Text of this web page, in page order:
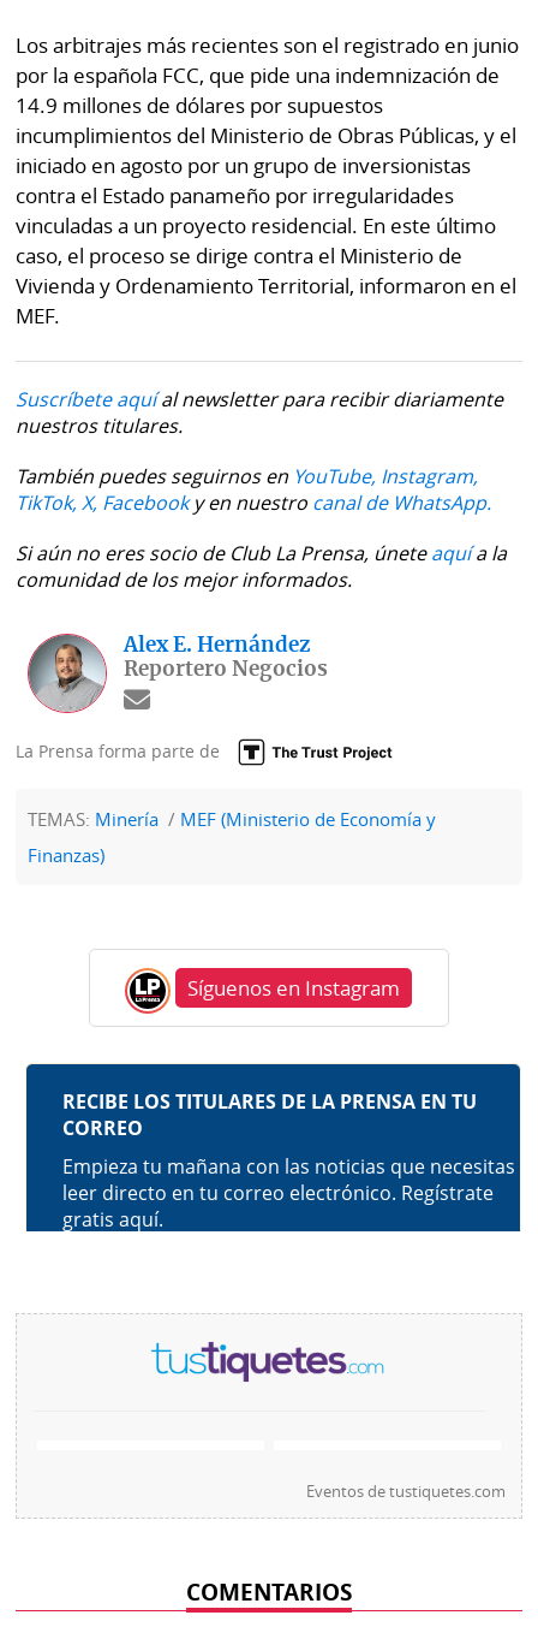
Los arbitrajes más recientes son el registrado en junio
por la española FCC, que pide una indemnización de
14.9 millones de dólares por supuestos
incumplimientos del Ministerio de Obras Públicas, y el
iniciado en agosto por un grupo de inversionistas
contra el Estado panameño por irregularidades
vinculadas a un proyecto residencial. En este último
caso, el proceso se dirige contra el Ministerio de
Vivienda y Ordenamiento Territorial, informaron en el
MEF.
Suscríbete aquíal newsletter para recibir diariamente
nuestros titulares.
También puedes seguirnos en YouTube, Instagram,
TikTok, X, Facebooky en nuestro canal de WhatsApp.
Si aún no eres socio de Club La Prensa, úneteaquía la
comunidad de los mejor informados.
Alex E. Hernández
Reportero Negocios
La Prensa forma parte de
TEMAS: Minería
MEF (Ministerio de Economía y
Finanzas)
Síguenos en Instagram
Eventos detustiquetes.com
COMENTARIOS